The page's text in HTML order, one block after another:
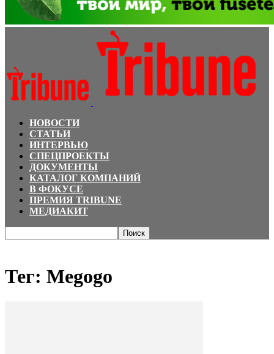
НОВОСТИ
СТАТЬИ
ИНТЕРВЬЮ
СПЕЦПРОЕКТЫ
ДОКУМЕНТЫ
КАТАЛОГ КОМПАНИЙ
В ФОКУСЕ
ПРЕМИЯ TRIBUNE
МЕДИАКИТ
Тег: Megogo